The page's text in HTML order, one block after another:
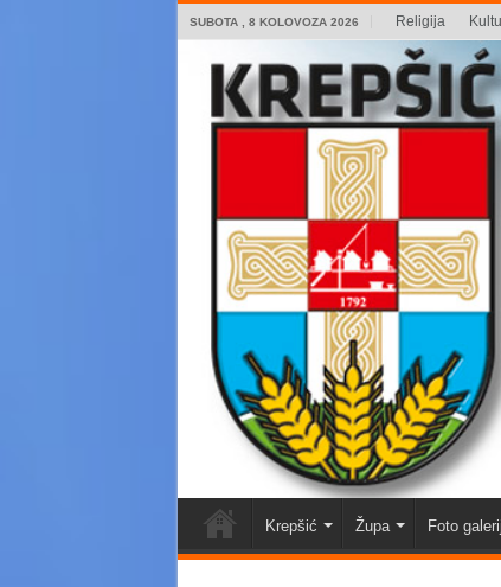
SUBOTA , 8 KOLOVOZA 2026 Religija
Krepšić Župa Foto